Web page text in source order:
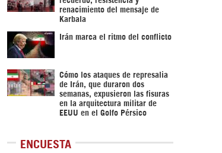
renacimiento del mensaje de
Karbala
Irán marca el ritmo del conflicto
Cómo los ataques de represalia
de Irán, que duraron dos
semanas, expusieron las fisuras
en la arquitectura militar de
EEUU en el Golfo Pérsico
ENCUESTA